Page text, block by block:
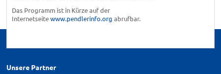
Das Programm ist in Kürze auf der
Internetseitewww.pendlerinfo.org abrufbar.
Unsere Partner